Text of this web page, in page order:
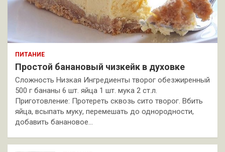
ПИТАНИЕ
Простой банановый чизкейк в духовке
Сложность Низкая Ингредиенты творог обезжиренный
500 г бананы 6 шт. яйца 1 шт. мука 2 ст.л.
Приготовление: Протереть сквозь сито творог. Вбить
яйца, всыпать муку, перемешать до однородности,
добавить банановое…